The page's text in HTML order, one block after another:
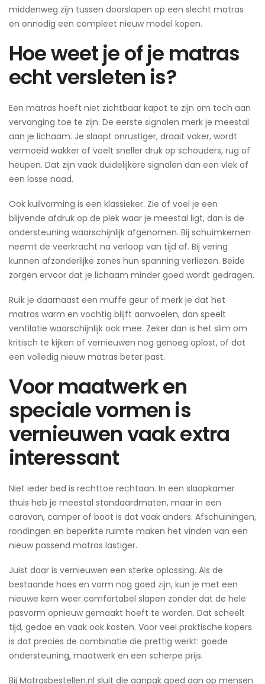
middenweg zijn tussen doorslapen op een slecht matras
en onnodig een compleet nieuw model kopen.
Hoe weet je of je matras
echt versleten is?
Een matras hoeft niet zichtbaar kapot te zijn om toch aan
vervanging toe te zijn. De eerste signalen merk je meestal
aan je lichaam. Je slaapt onrustiger, draait vaker, wordt
vermoeid wakker of voelt sneller druk op schouders, rug of
heupen. Dat zijn vaak duidelijkere signalen dan een vlek of
een losse naad.
Ook kuilvorming is een klassieker. Zie of voel je een
blijvende afdruk op de plek waar je meestal ligt, dan is de
ondersteuning waarschijnlijk afgenomen. Bij schuimkernen
neemt de veerkracht na verloop van tijd af. Bij vering
kunnen afzonderlijke zones hun spanning verliezen. Beide
zorgen ervoor dat je lichaam minder goed wordt gedragen.
Ruik je daarnaast een muffe geur of merk je dat het
matras warm en vochtig blijft aanvoelen, dan speelt
ventilatie waarschijnlijk ook mee. Zeker dan is het slim om
kritisch te kijken of vernieuwen nog genoeg oplost, of dat
een volledig nieuw matras beter past.
Voor maatwerk en
speciale vormen is
vernieuwen vaak extra
interessant
Niet ieder bed is rechttoe rechtaan. In een slaapkamer
thuis heb je meestal standaardmaten, maar in een
caravan, camper of boot is dat vaak anders. Afschuiningen,
rondingen en beperkte ruimte maken het vinden van een
nieuw passend matras lastiger.
Juist daar is vernieuwen een sterke oplossing. Als de
bestaande hoes en vorm nog goed zijn, kun je met een
nieuwe kern weer comfortabel slapen zonder dat de hele
pasvorm opnieuw gemaakt hoeft te worden. Dat scheelt
tijd, gedoe en vaak ook kosten. Voor veel praktische kopers
is dat precies de combinatie die prettig werkt: goede
ondersteuning, maatwerk en een scherpe prijs.
Bij Matrasbestellen.nl sluit die aanpak goed aan op mensen